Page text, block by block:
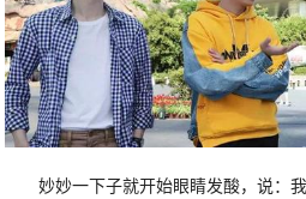
妙妙一下子就开始眼睛发酸，说：